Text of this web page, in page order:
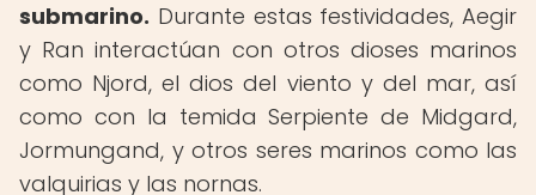
submarino. Durante estas festividades, Aegir
y Ran interactúan con otros dioses marinos
como Njord, el dios del viento y del mar, así
como con la temida Serpiente de Midgard,
Jormungand, y otros seres marinos como las
valquirias y las nornas.